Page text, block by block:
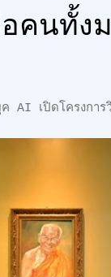
อคนทั้ง
ปิดโครงการวิปั